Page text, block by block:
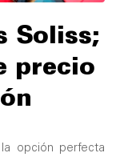
Soliss;
precio
opción perfecta